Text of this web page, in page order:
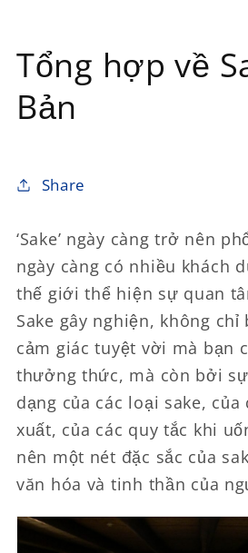
Tổng hợp về
Bản
Share
‘Sake’ ngày càng trở nên
ngày càng có nhiều khách
thế giới thể hiện sự quan
Sake gây nghiện, không
cảm giác tuyệt vời mà bạn
thưởng thức, mà còn bởi
dạng của các loại sake,
xuất, của các quy tắc khi
nên một nét đặc sắc của
văn hóa và tinh thần của